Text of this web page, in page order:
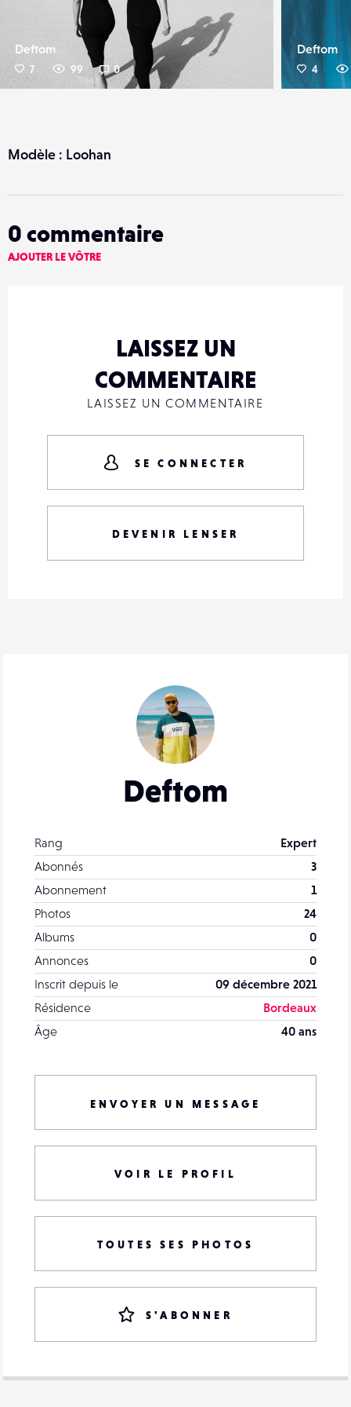
Deftom
7 99 0
Deftom
4
Deftom
Rang
Expert
Abonnés
3
Abonnement
1
Photos
24
Albums
0
Annonces
0
Inscrit depuis le
09 décembre 2021
Résidence
Bordeaux
Âge
40 ans
ENVOYER UN MESSAGE
VOIR LE PROFIL
TOUTES SES PHOTOS
S'ABONNER
Modèle : Loohan
0 commentaire
AJOUTER LE VÔTRE
LAISSEZ UN
COMMENTAIRE
LAISSEZ UN COMMENTAIRE
SE CONNECTER
DEVENIR LENSER